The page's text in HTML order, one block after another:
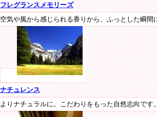
フレグランスメモリーズ
空気や風から感じられる香りから、ふっとした瞬間
ナチュレンス
よりナチュラルに。こだわりをもった自然志向です。